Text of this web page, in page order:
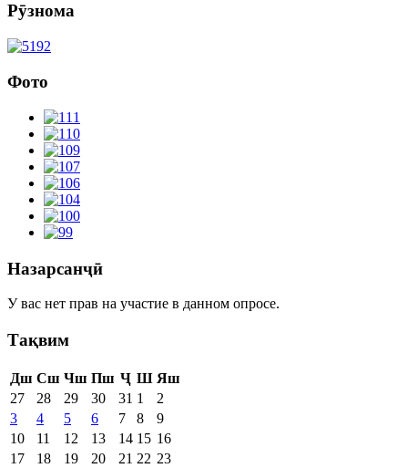
Рӯзнома
Фото
Назарсанҷӣ
У вас нет прав на участие в данном опросе.
Тақвим
Дш Сш Чш Пш Ҷ Ш Яш
27
28 29 30 31 1
2
3
4 5 6 7 8
9
10
11 12 13 14 15 16
17
18 19 20 21 22 23